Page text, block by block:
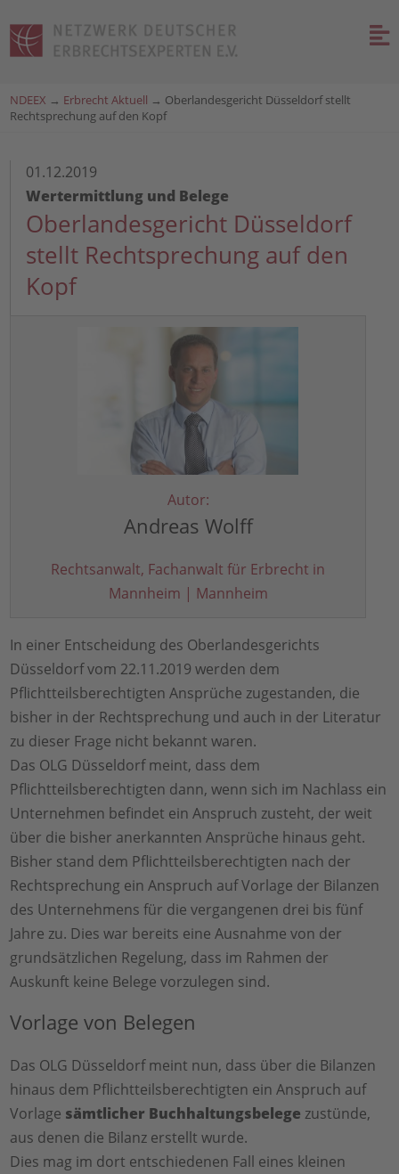
NDEEX → Erbrecht Aktuell → Oberlandesgericht Düsseldorf stellt
Rechtsprechung auf den Kopf
01.12.2019
Wertermittlung und Belege
Oberlandesgericht Düsseldorf
stellt Rechtsprechung auf den
Kopf
Autor:
Andreas Wolff
Rechtsanwalt, Fachanwalt für Erbrecht in
Mannheim | Mannheim
In einer Entscheidung des Oberlandesgerichts
Düsseldorf vom 22.11.2019 werden dem
Pflichtteilsberechtigten Ansprüche zugestanden, die
bisher in der Rechtsprechung und auch in der Literatur
zu dieser Frage nicht bekannt waren.
Das OLG Düsseldorf meint, dass dem
Pflichtteilsberechtigten dann, wenn sich im Nachlass ein
Unternehmen befindet ein Anspruch zusteht, der weit
über die bisher anerkannten Ansprüche hinaus geht.
Bisher stand dem Pflichtteilsberechtigten nach der
Rechtsprechung ein Anspruch auf Vorlage der Bilanzen
des Unternehmens für die vergangenen drei bis fünf
Jahre zu. Dies war bereits eine Ausnahme von der
grundsätzlichen Regelung, dass im Rahmen der
Auskunft keine Belege vorzulegen sind.
Vorlage von Belegen
Das OLG Düsseldorf meint nun, dass über die Bilanzen
hinaus dem Pflichtteilsberechtigten ein Anspruch auf
Vorlage sämtlicher Buchhaltungsbelege zustünde,
aus denen die Bilanz erstellt wurde.
Dies mag im dort entschiedenen Fall eines kleinen